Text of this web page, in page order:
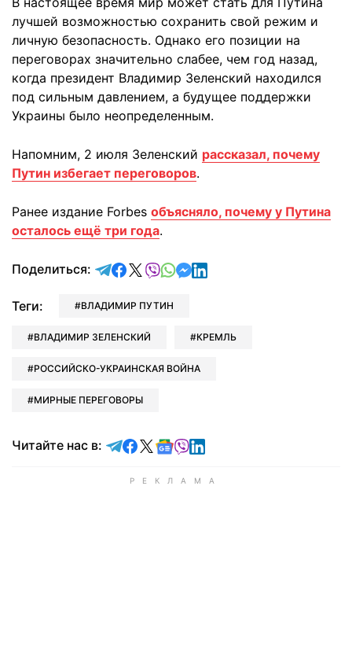
лучшей возможностью сохранить свой режим и
личную безопасность. Однако его позиции на
переговорах значительно слабее, чем год назад,
когда президент Владимир Зеленский находился
под сильным давлением, а будущее поддержки
Украины было неопределенным.
Напомним, 2 июля Зеленский рассказал, почему
Путин избегает переговоров.
Ранее издание Forbes объясняло, почему у Путина
осталось ещё три года.
Поделиться: отправить в Telegram
поделиться в Facebook
поделиться в X
отправить в Viber
отправить в Whatsapp
отправить в Messenger
отправить в LinkedIn
Теги: ВЛАДИМИР ПУТИН
ВЛАДИМИР ЗЕЛЕНСКИЙ КРЕМЛЬ
РОССИЙСКО-УКРАИНСКАЯ ВОЙНА
МИРНЫЕ ПЕРЕГОВОРЫ
Читайте нас в: Читайте в Telegram
Читайте в Facebook
Читайте в X
Читайте в Google news
Читайте в Viber
Читайте в LinkedIn